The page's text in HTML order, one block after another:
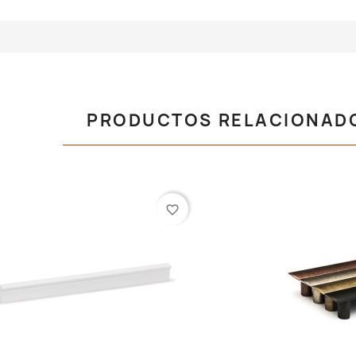
PRODUCTOS
favorite_border